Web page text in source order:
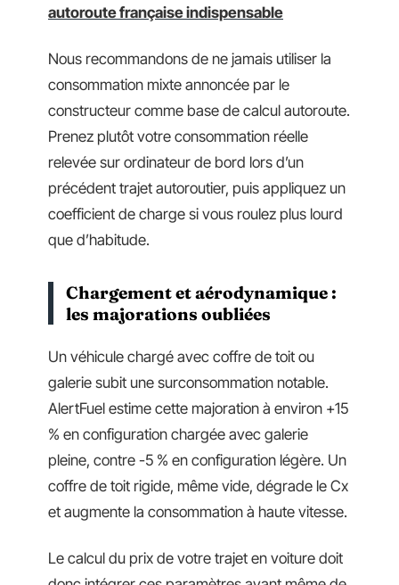
autoroute française indispensable
Nous recommandons de ne jamais utiliser la
consommation mixte annoncée par le
constructeur comme base de calcul autoroute.
Prenez plutôt votre consommation réelle
relevée sur ordinateur de bord lors d’un
précédent trajet autoroutier, puis appliquez un
coefficient de charge si vous roulez plus lourd
que d’habitude.
Chargement et aérodynamique :
les majorations oubliées
Un véhicule chargé avec coffre de toit ou
galerie subit une surconsommation notable.
AlertFuel estime cette majoration à environ +15
% en configuration chargée avec galerie
pleine, contre -5 % en configuration légère. Un
coffre de toit rigide, même vide, dégrade le Cx
et augmente la consommation à haute vitesse.
Le calcul du prix de votre trajet en voiture doit